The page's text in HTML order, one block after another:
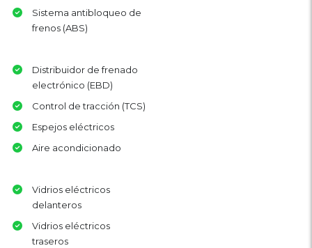
Sistema antibloqueo de
frenos (ABS)
Distribuidor de frenado
electrónico (EBD)
Control de tracción (TCS)
Espejos eléctricos
Aire acondicionado
Vidrios eléctricos
delanteros
Vidrios eléctricos
traseros